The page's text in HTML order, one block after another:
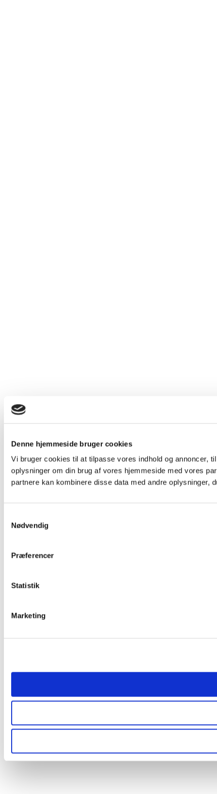
Denne hjemmeside bruger cookies
Vi bruger cookies til at tilpasse vores indhold og annoncer,
oplysninger om din brug af vores hjemmeside med vores
partnere kan kombinere disse data med andre oplysninger,
Nødvendig
Præferencer
Statistik
Marketing